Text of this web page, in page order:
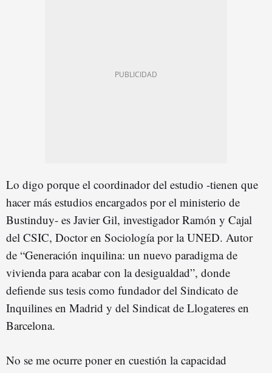
Lo digo porque el coordinador del estudio -tienen que
hacer más estudios encargados por el ministerio de
Bustinduy- es Javier Gil, investigador Ramón y Cajal
del CSIC, Doctor en Sociología por la UNED. Autor
de “Generación inquilina: un nuevo paradigma de
vivienda para acabar con la desigualdad”, donde
defiende sus tesis como fundador del Sindicato de
Inquilines en Madrid y del Sindicat de Llogateres en
Barcelona.
No se me ocurre poner en cuestión la capacidad